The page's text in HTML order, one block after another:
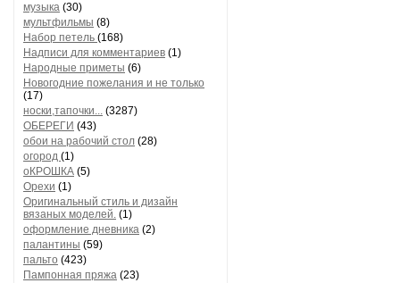
музыка (30)
мультфильмы (8)
Набор петель (168)
Надписи для комментариев (1)
Народные приметы (6)
Новогодние пожелания и не только
(17)
носки,тапочки... (3287)
ОБЕРЕГИ (43)
обои на рабочий стол (28)
огород (1)
оКРОШКА (5)
Орехи (1)
Оригинальный стиль и дизайн
вязаных моделей. (1)
оформление дневника (2)
палантины (59)
пальто (423)
Пампонная пряжа (23)